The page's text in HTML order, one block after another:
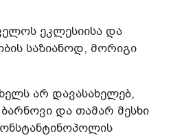
ეკლესიისა და
საზიანოდ, მორიგი
არ დავასახელებ,
და თამარ მესხი